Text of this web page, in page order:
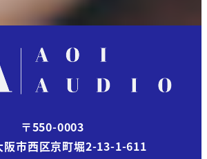
〒550-0003
阪市西区京町堀2-13-1-611